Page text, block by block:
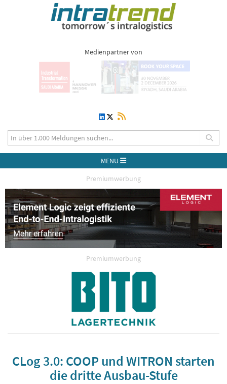
Medienpartner von
MENU
Premiumwerbung
Premiumwerbung
CLog 3.0: COOP und WITRON starten
die dritte Ausbau-Stufe